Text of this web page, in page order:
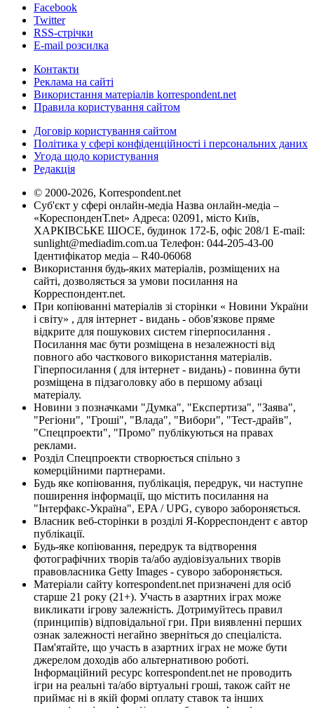
Facebook
Twitter
RSS-стрічки
E-mail розсилка
Контакти
Реклама на сайті
Використання матеріалів korrespondent.net
Правила користування сайтом
Договір користування сайтом
Політика у сфері конфіденційності і персональних даних
Угода щодо користування
Редакція
© 2000-2026, Korrespondent.net
Суб'єкт у сфері онлайн-медіа Назва онлайн-медіа –
«КореспонденТ.net» Адреса: 02091, місто Київ,
ХАРКІВСЬКЕ ШОСЕ, будинок 172-Б, офіс 208/1 E-mail:
sunlight@mediadim.com.ua Телефон: 044-205-43-00
Ідентифікатор медіа – R40-06068
Використання будь-яких матеріалів, розміщених на
сайті, дозволяється за умови посилання на
Корреспондент.net.
При копіюванні матеріалів зі сторінки « Новини України
і світу» , для інтернет - видань - обов'язкове пряме
відкрите для пошукових систем гіперпосилання .
Посилання має бути розміщена в незалежності від
повного або часткового використання матеріалів.
Гіперпосилання ( для інтернет - видань) - повинна бути
розміщена в підзаголовку або в першому абзаці
матеріалу.
Новини з позначками "Думка", "Експертиза", "Заява",
"Регіони", "Гроші", "Влада", "Вибори", "Тест-драйв",
"Спецпроекти", "Промо" публікуються на правах
реклами.
Розділ Спецпроекти створюється спільно з
комерційними партнерами.
Будь яке копіювання, публікація, передрук, чи наступне
поширення інформації, що містить посилання на
"Інтерфакс-Україна", EPA / UPG, суворо забороняється.
Власник веб-сторінки в розділі Я-Корреспондент є автор
публікації.
Будь-яке копіювання, передрук та відтворення
фотографічних творів та/або аудіовізуальних творів
правовласника Getty Images - суворо забороняється.
Матеріали сайту korrespondent.net призначені для осіб
старше 21 року (21+). Участь в азартних іграх може
викликати ігрову залежність. Дотримуйтесь правил
(принципів) відповідальної гри. При виявленні перших
ознак залежності негайно зверніться до спеціаліста.
Пам'ятайте, що участь в азартних іграх не може бути
джерелом доходів або альтернативою роботі.
Інформаційний ресурс korrespondent.net не проводить
ігри на реальні та/або віртуальні гроші, також сайт не
приймає ні в якій формі оплату ставок та інших